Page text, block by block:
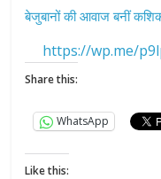
बेजुबानों की आवाज बनीं
https://wp.me/
Share this:
WhatsApp
Like this: